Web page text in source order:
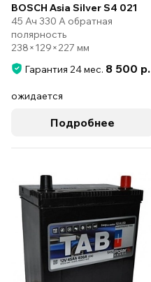
BOSCH Asia Silver S4 021
45 Ач 330 А обратная
полярность
238×129×227 мм
Гарантия 24 мес. 8 500 р.
ожидается
Подробнее